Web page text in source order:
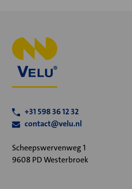
+31 598 36 12 32
contact@velu.nl
Scheepswervenweg 1
9608 PD Westerbroek